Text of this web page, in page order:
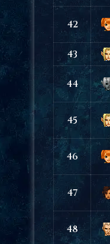
42
43
44
45
46
47
48